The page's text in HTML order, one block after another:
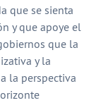
que se sienta
y que apoye el
que la
y la
la perspectiva